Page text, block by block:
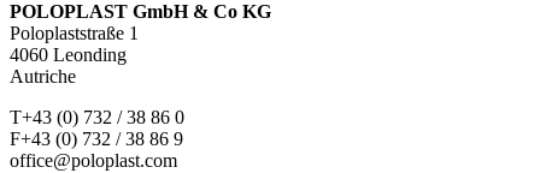
POLOPLAST GmbH & Co KG
Poloplaststraße 1
4060 Leonding
Autriche
T+43 (0) 732 / 38 86 0
F+43 (0) 732 / 38 86 9
office@poloplast.com